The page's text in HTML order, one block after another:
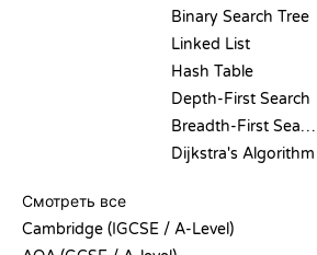
Binary Search Tree
Linked List
Hash Table
Depth-First Search
Breadth-First Search
Dijkstra's Algorithm
Смотреть все
Cambridge (IGCSE / A-Level)